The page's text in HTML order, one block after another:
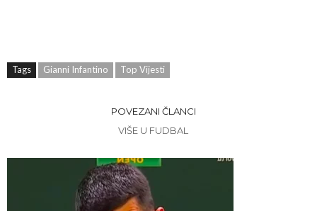
Tags Gianni Infantino Top Vijesti
POVEZANI ČLANCI
VIŠE U FUDBAL